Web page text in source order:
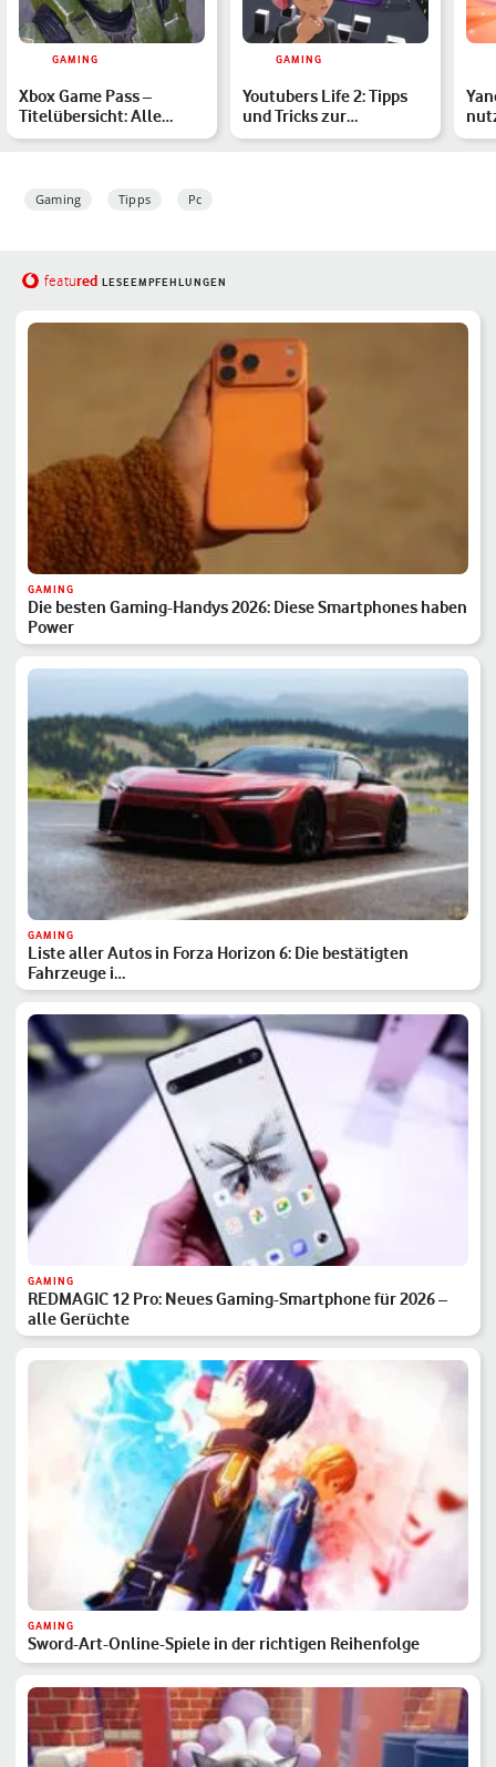
GAMING
Xbox Game Pass –
Titelübersicht: Alle
verfügbaren Spiele im
GAMING
Youtubers Life 2: Tipps
und Tricks zur
Influencer-Simulation
Gaming Tipps Pc
featured LESEEMPFEHLUNGEN
GAMING
Die besten Gaming-Handys 2026: Diese Smartphones haben
Power
GAMING
Liste aller Autos in Forza Horizon 6: Die bestätigten
Fahrzeuge i…
GAMING
REDMAGIC 12 Pro: Neues Gaming-Smartphone für 2026 –
alle Gerüchte
GAMING
Sword-Art-Online-Spiele in der richtigen Reihenfolge